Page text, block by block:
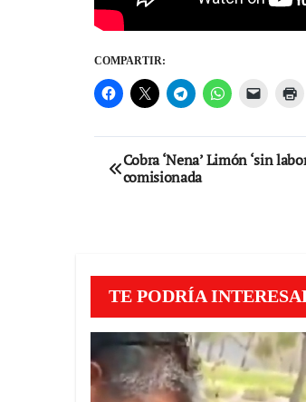
COMPARTIR:
Navegación
Cobra ‘Nena’ Limón ‘sin
comisionada
TE PODRÍA